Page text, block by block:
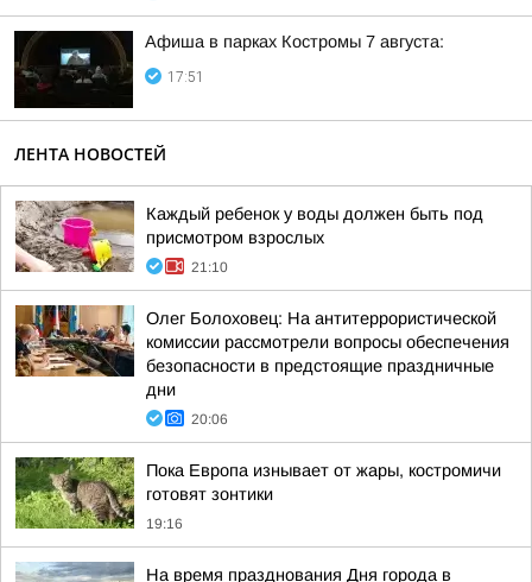
Афиша в парках Костромы 7 августа:
17:51
ЛЕНТА НОВОСТЕЙ
Каждый ребенок у воды должен быть под
присмотром взрослых
21:10
Олег Болоховец: На антитеррористической
комиссии рассмотрели вопросы обеспечения
безопасности в предстоящие праздничные
дни
20:06
Пока Европа изнывает от жары, костромичи
готовят зонтики
19:16
На время празднования Дня города в